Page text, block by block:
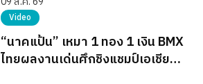
Video
“นาคแป้น” เหมา 1 ทอง 1 เงิน BMX
ไทยผลงานเด่นศึกชิงแชมป์เอเชีย